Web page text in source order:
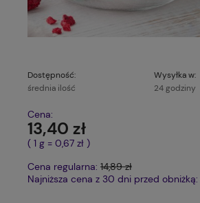
Dostępność:
średnia ilość
Wysyłka w:
24 godziny
Cena:
13,40 zł
( 1 g = 0,67 zł )
Cena regularna: 14,89 zł
Najniższa cena z 30 dni przed obniżką: